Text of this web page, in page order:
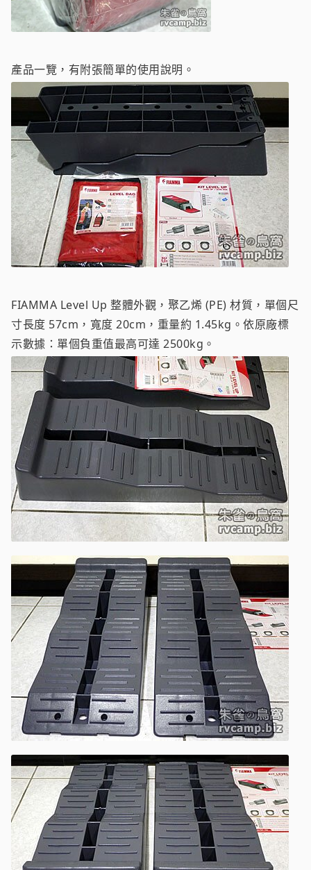
產品一覽，有附張簡單的使用說明。
FIAMMA Level Up 整體外觀，聚乙烯 (PE) 材質，單個尺
寸長度 57cm，寬度 20cm，重量約 1.45kg。依原廠標
示數據：單個負重值最高可達 2500kg。